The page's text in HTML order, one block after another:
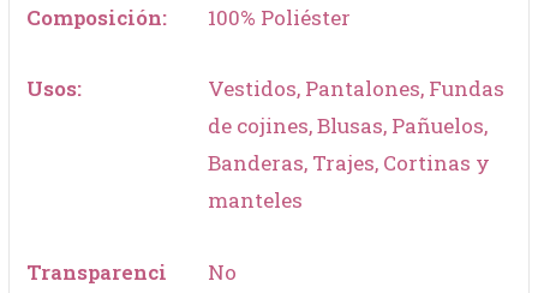
Composición: 100% Poliéster
Usos:
Vestidos, Pantalones, Fundas
de cojines, Blusas, Pañuelos,
Banderas, Trajes, Cortinas y
manteles
Transparenci
No